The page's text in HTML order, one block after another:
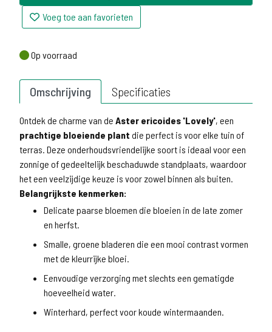
Voeg toe aan favorieten
Op voorraad
Op voorraad
Omschrijving Specificaties
Ontdek de charme van de Aster ericoides 'Lovely', een
prachtige bloeiende plant die perfect is voor elke tuin of
terras. Deze onderhoudsvriendelijke soort is ideaal voor een
zonnige of gedeeltelijk beschaduwde standplaats, waardoor
het een veelzijdige keuze is voor zowel binnen als buiten.
Belangrijkste kenmerken:
Delicate paarse bloemen die bloeien in de late zomer
en herfst.
Smalle, groene bladeren die een mooi contrast vormen
met de kleurrijke bloei.
Eenvoudige verzorging met slechts een gematigde
hoeveelheid water.
Winterhard, perfect voor koude wintermaanden.